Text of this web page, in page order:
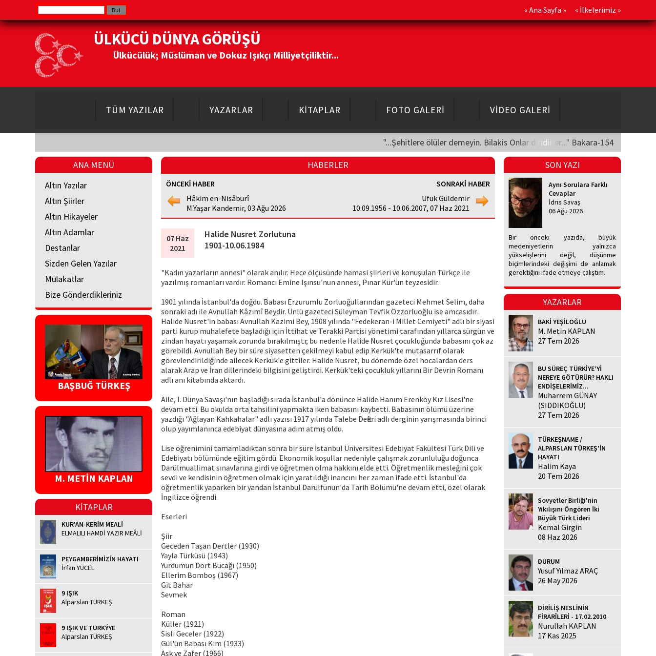
« Ana Sayfa » « İlkelerimiz »
ÜLKÜCÜ DÜNYA GÖRÜŞÜ
Ülkücülük; Müslüman ve Dokuz Işıkçı Milliyetçiliktir...
TÜM YAZILAR YAZARLAR KİTAPLAR FOTO GALERİ VİDEO GALERİ
"...Şehitlere ölüler demeyin. Bilakis Onlar diridirler..." Bakara-154
ANA MENÜ
Altın Yazılar
Altın Şiirler
Altın Hikayeler
Altın Adamlar
Destanlar
Sizden Gelen Yazılar
Mülakatlar
Bize Gönderdikleriniz
BAŞBUĞ TÜRKEŞ
M. METİN KAPLAN
KİTAPLAR
KUR'AN-KERİM MEALİ
ELMALILI HAMDİ YAZIR MEÂLİ
PEYGAMBERİMİZİN HAYATI
İrfan YÜCEL
9 IŞIK
Alparslan TÜRKEŞ
9 IŞIK VE TÜRKÝYE
Alparslan TÜRKEŞ
HABERLER
ÖNCEKİ HABER
Hâkim en-Nisâburî
M.Yaşar Kandemir, 03 Ağu 2026
SONRAKİ HABER
Ufuk Güldemir
10.09.1956 - 10.06.2007, 07 Haz 2021
07 Haz
2021
Halide Nusret Zorlutuna
1901-10.06.1984
"Kadın yazarların annesi" olarak anılır. Hece ölçüsünde hamasi şiirleri ve konuşulan Türkçe ile
yazılmış romanları vardır. Romancı Emine Işınsu'nun annesi, Pınar Kür'ün teyzesidir.
1901 yılında İstanbul'da doğdu. Babası Erzurumlu Zorluoğullarından gazeteci Mehmet Selim, daha
sonraki adı ile Avnullah Kâzımî Beydir. Ünlü gazeteci Süleyman Tevfik Özzorluoğlu ise amcasıdır.
Halide Nusret'in babası Avnullah Kazimi Bey, 1908 yılında "Fedekeran-i Millet Cemiyeti" adlı bir siyasi
parti kurup muhalefete başladığı için İttihat ve Terakki Partisi yönetimi tarafından yıllarca sürgün ve
zindan hayatı yaşamak zorunda bırakılmıştı; bu nedenle Halide Nusret çocukluğunda babasını çok az
görebildi. Avnullah Bey bir süre siyasetten çekilmeyi kabul edip Kerkük'te mutasarrıf olarak
görevlendirildiğinde ailecek Kerkük'e gittiler. Halide Nusret, bu dönemde özel hocalardan ders
alarak Arap ve İran dillerindeki bilgisini geliştirdi. Kerkük'teki çocukluk yıllarını Bir Devrin Romanı
adlı anı kitabında aktardı.
Aile, I. Dünya Savaşı'nın başladığı sırada İstanbul'a dönünce Halide Hanım Erenköy Kız Lisesi'ne
devam etti. Bu okulda orta tahsilini yapmakta iken babasını kaybetti. Babasının ölümü üzerine
yazdığı "Ağlayan Kahkahalar" adlı yazısı 1917 yılında Talebe Defteri adlı derginin yarışmasında birinci
olup yayımlanınca edebiyat dünyasına adım atmış oldu.
Lise öğrenimini tamamladıktan sonra bir süre İstanbul Üniversitesi Edebiyat Fakültesi Türk Dili ve
Edebiyatı bölümünde eğitim gördü. Ekonomik koşullar nedeniyle çalışmak zorunluluğu doğunca
Darülmuallimat sınavlarına girdi ve öğretmen olma hakkını elde etti. Öğretmenlik mesleğini çok
sevdi ve kendisinin öğretmen olmak için yaratıldığı inancını her zaman ifade etti. İstanbul'da
öğretmenlik yaparken bir yandan İstanbul Darülfünun'da Tarih Bölümü'ne devam etti, özel olarak
İngilizce öğrendi.
Eserleri
Şiir
Geceden Taşan Dertler (1930)
Yayla Türküsü (1943)
Yurdumun Dört Bucağı (1950)
Ellerim Bomboş (1967)
Git Bahar
Sevmek
Roman
Küller (1921)
Sisli Geceler (1922)
Gül'ün Babası Kim (1933)
Aşk ve Zafer (1966)
SON YAZI
Aynı Sorulara Farklı
Cevaplar
İdris Savaş
06 Ağu 2026
Bir önceki yazıda, büyük
medeniyetlerin yalnızca
yükselişlerini değil, düşünme
biçimlerindeki değişimi de anlamak
gerektiğini ifade etmeye çalıştım.
YAZARLAR
BAKİ YEŞİLOĞLU
M. Metin KAPLAN
27 Tem 2026
BU SÜREÇ TÜRKİYE’Yİ
NEREYE GÖTÜRÜR? HAKLI
ENDİŞELERİMİZ...
Muharrem GÜNAY
(SIDDIKOĞLU)
27 Tem 2026
TÜRKEŞNAME /
ALPARSLAN TÜRKEŞ’İN
HAYATI
Halim Kaya
20 Tem 2026
Sovyetler Birliği'nin
Yıkılışını Öngören İki
Büyük Türk Lideri
Kemal Girgin
08 Haz 2026
DURUM
Yusuf Yılmaz ARAÇ
26 May 2026
DİRİLİŞ NESLİNİN
FİRARÎLERİ - 17.02.2010
Nurullah KAPLAN
17 Kas 2025